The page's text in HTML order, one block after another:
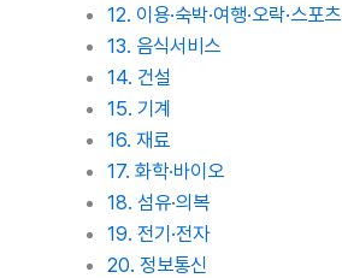
12. 이용·숙박·여행·오락·스포츠
13. 음식서비스
14. 건설
15. 기계
16. 재료
17. 화학·바이오
18. 섬유·의복
19. 전기·전자
20. 정보통신